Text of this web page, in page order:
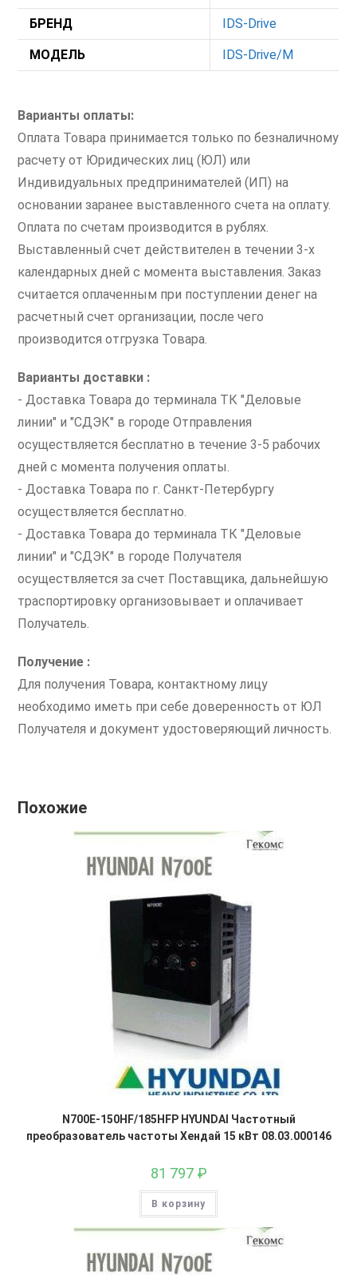
БРЕНД IDS-Drive
МОДЕЛЬ IDS-Drive/M
Варианты оплаты:
Оплата Товара принимается только по безналичному
расчету от Юридических лиц (ЮЛ) или
Индивидуальных предпринимателей (ИП) на
основании заранее выставленного счета на оплату.
Оплата по счетам производится в рублях.
Выставленный счет действителен в течении 3-х
календарных дней с момента выставления. Заказ
считается оплаченным при поступлении денег на
расчетный счет организации, после чего
производится отгрузка Товара.
Варианты доставки :
- Доставка Товара до терминала ТК "Деловые
линии" и "СДЭК" в городе Отправления
осуществляется бесплатно в течение 3-5 рабочих
дней с момента получения оплаты.
- Доставка Товара по г. Санкт-Петербургу
осуществляется бесплатно.
- Доставка Товара до терминала ТК "Деловые
линии" и "СДЭК" в городе Получателя
осуществляется за счет Поставщика, дальнейшую
траспортировку организовывает и оплачивает
Получатель.
Получение :
Для получения Товара, контактному лицу
необходимо иметь при себе доверенность от ЮЛ
Получателя и документ удостоверяющий личность.
Похожие
N700E-150HF/185HFP HYUNDAI Частотный
преобразователь частоты Хендай 15 кВт 08.03.000146
81 797 ₽
В корзину